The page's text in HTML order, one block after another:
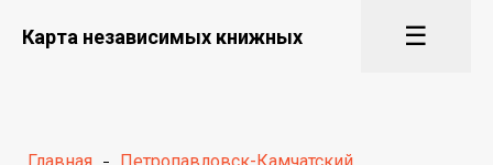
Карта независимых книжных ☰